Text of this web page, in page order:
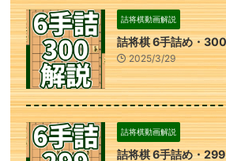
詰将棋動画解説
詰将棋 6手詰め・
2025/3/29
詰将棋動画解説
詰将棋 6手詰め・